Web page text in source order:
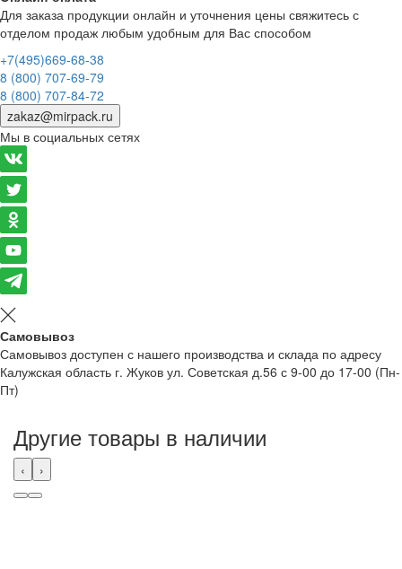
Для заказа продукции онлайн и уточнения цены свяжитесь с
отделом продаж любым удобным для Вас способом
+7(495)669-68-38
8 (800) 707-69-79
8 (800) 707-84-72
zakaz@mirpack.ru
Мы в социальных сетях
Самовывоз
Самовывоз доступен с нашего производства и склада по адресу
Калужская область г. Жуков ул. Советская д.56 с 9-00 до 17-00 (Пн-
Пт)
Другие товары в наличии
‹ ›